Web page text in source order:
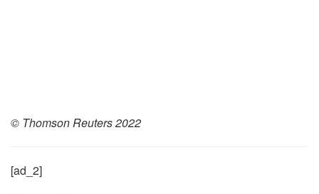
© Thomson Reuters 2022
[ad_2]